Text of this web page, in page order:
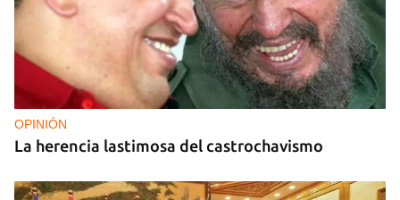
OPINIÓN
La herencia lastimosa del castrochavismo